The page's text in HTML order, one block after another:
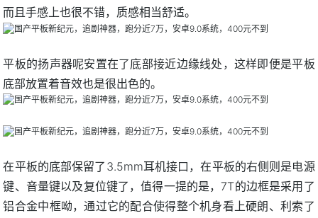
而且手感上也很不错，质感相当舒适。
平板的扬声器呢安置在了底部接近边缘线处，这样即便是平板
底部放置着音效也是很出色的。
在平板的底部保留了3.5mm耳机接口，在平板的右侧则是电源
键、音量键以及复位键了，值得一提的是，7T的边框是采用了
铝合金中框呦，通过它的配合使得整个机身看上硬朗、利索了